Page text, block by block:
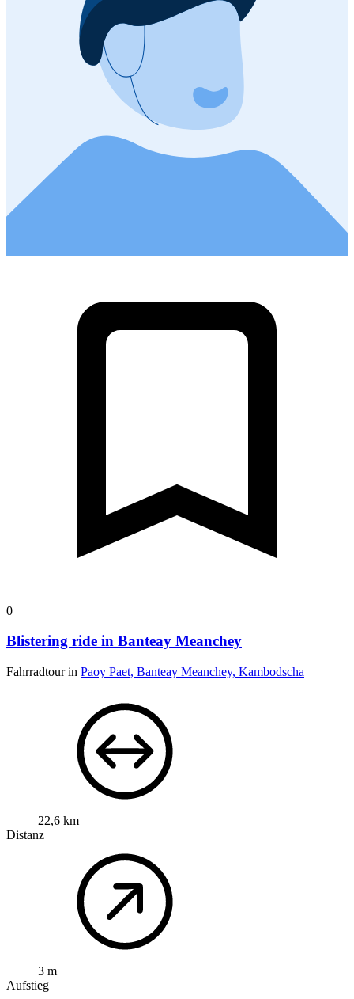
0
Blistering ride in Banteay Meanchey
Fahrradtour in Paoy Paet, Banteay Meanchey, Kambodscha
22,6 km
Distanz
3 m
Aufstieg